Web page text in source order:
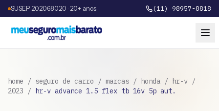
SUSEP 202068020 · 20+ anos (11) 98957-8818
home / seguro de carro / marcas / honda / hr-v /
2023 / hr-v advance 1.5 flex tb 16v 5p aut.